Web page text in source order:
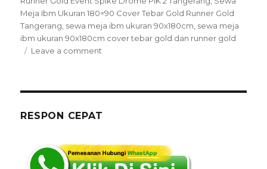
Meja Ibm Ukuran 180×90 Cover Tebar Gold Runner Gold
Tangerang sewa meja ibm ukuran 90x180cm sewa meja
ibm ukuran 90x180cm cover tebar gold dan runner gold
Leave a comment
180×90
Gold
Runner
RESPON CEPAT